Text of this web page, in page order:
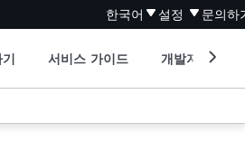
한국어 설정 문의하
서비스 가이드 개발자 도구